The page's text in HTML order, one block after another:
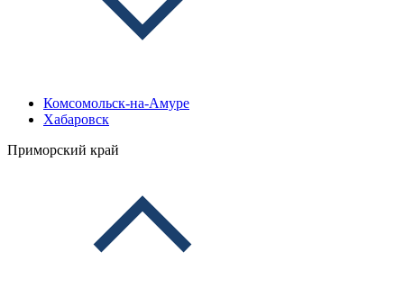
Комсомольск-на-Амуре
Хабаровск
Приморский край